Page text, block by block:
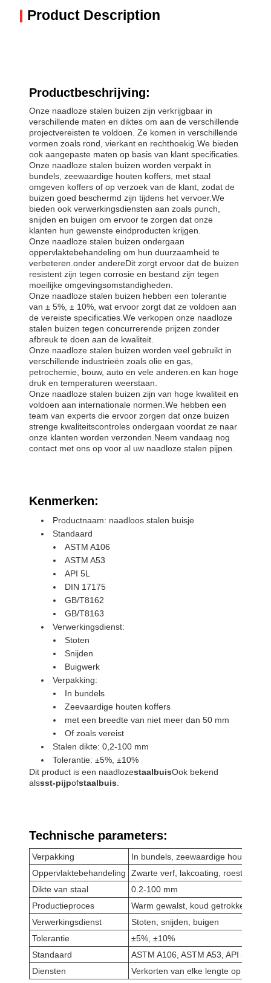
Product Description
Productbeschrijving:
Onze naadloze stalen buizen zijn verkrijgbaar in
verschillende maten en diktes om aan de verschillende
projectvereisten te voldoen. Ze komen in verschillende
vormen zoals rond, vierkant en rechthoekig.We bieden
ook aangepaste maten op basis van klant specificaties.
Onze naadloze stalen buizen worden verpakt in
bundels, zeewaardige houten koffers, met staal
omgeven koffers of op verzoek van de klant, zodat de
buizen goed beschermd zijn tijdens het vervoer.We
bieden ook verwerkingsdiensten aan zoals punch,
snijden en buigen om ervoor te zorgen dat onze
klanten hun gewenste eindproducten krijgen.
Onze naadloze stalen buizen ondergaan
oppervlaktebehandeling om hun duurzaamheid te
verbeteren.onder andereDit zorgt ervoor dat de buizen
resistent zijn tegen corrosie en bestand zijn tegen
moeilijke omgevingsomstandigheden.
Onze naadloze stalen buizen hebben een tolerantie
van ± 5%, ± 10%, wat ervoor zorgt dat ze voldoen aan
de vereiste specificaties.We verkopen onze naadloze
stalen buizen tegen concurrerende prijzen zonder
afbreuk te doen aan de kwaliteit.
Onze naadloze stalen buizen worden veel gebruikt in
verschillende industrieën zoals olie en gas,
petrochemie, bouw, auto en vele anderen.en kan hoge
druk en temperaturen weerstaan.
Onze naadloze stalen buizen zijn van hoge kwaliteit en
voldoen aan internationale normen.We hebben een
team van experts die ervoor zorgen dat onze buizen
strenge kwaliteitscontroles ondergaan voordat ze naar
onze klanten worden verzonden.Neem vandaag nog
contact met ons op voor al uw naadloze stalen pijpen.
Kenmerken:
Productnaam: naadloos stalen buisje
Standaard
ASTM A106
ASTM A53
API 5L
DIN 17175
GB/T8162
GB/T8163
Verwerkingsdienst:
Stoten
Snijden
Buigwerk
Verpakking:
In bundels
Zeevaardige houten koffers
met een breedte van niet meer dan 50 mm
Of zoals vereist
Stalen dikte: 0,2-100 mm
Tolerantie: ±5%, ±10%
Dit product is een naadlozestaalbuisOok bekend
alssst-pijpofstaalbuis.
Technische parameters:
Verpakking
In bundels, zeewaardige houten
Oppervlaktebehandeling
Zwarte verf, lakcoating, roestvrije
Dikte van staal
0.2-100 mm
Productieproces
Warm gewalst, koud getrokken,
Verwerkingsdienst
Stoten, snijden, buigen
Tolerantie
±5%, ±10%
Standaard
ASTM A106, ASTM A53, API 5L,
Diensten
Verkorten van elke lengte op